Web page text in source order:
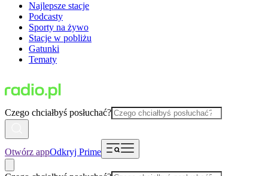
Najlepsze stacje
Podcasty
Sporty na żywo
Stacje w pobliżu
Gatunki
Tematy
Czego chciałbyś posłuchać?
Otwórz appOdkryj Prime